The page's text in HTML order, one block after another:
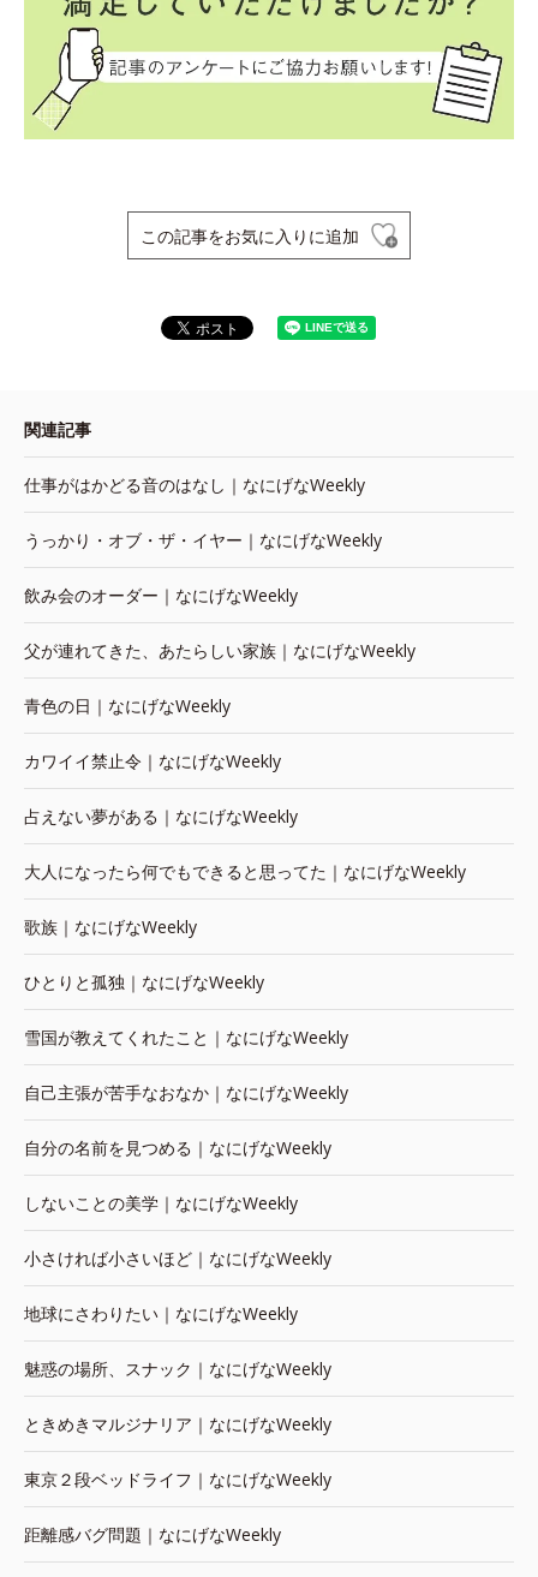
この記事をお気に入りに追加
関連記事
仕事がはかどる音のはなし｜なにげなWeekly
うっかり・オブ・ザ・イヤー｜なにげなWeekly
飲み会のオーダー｜なにげなWeekly
父が連れてきた、あたらしい家族｜なにげなWeekly
青色の日｜なにげなWeekly
カワイイ禁止令｜なにげなWeekly
占えない夢がある｜なにげなWeekly
大人になったら何でもできると思ってた｜なにげなWeekly
歌族｜なにげなWeekly
ひとりと孤独｜なにげなWeekly
雪国が教えてくれたこと｜なにげなWeekly
自己主張が苦手なおなか｜なにげなWeekly
自分の名前を見つめる｜なにげなWeekly
しないことの美学｜なにげなWeekly
小さければ小さいほど｜なにげなWeekly
地球にさわりたい｜なにげなWeekly
魅惑の場所、スナック｜なにげなWeekly
ときめきマルジナリア｜なにげなWeekly
東京２段ベッドライフ｜なにげなWeekly
距離感バグ問題｜なにげなWeekly